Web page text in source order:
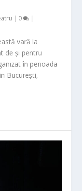
| 0 |
vară la
de și pentru
în perioada
București,